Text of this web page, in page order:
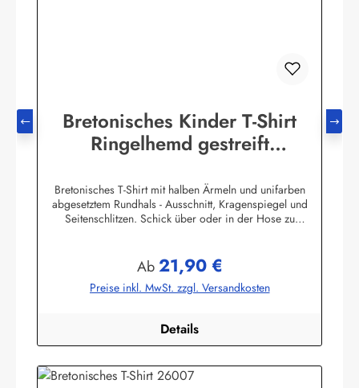
Bretonisches Kinder T-Shirt
Ringelhemd gestreift
Bretonisches T-Shirt mit halben Ärmeln und unifarben
abgesetztem Rundhals - Ausschnitt, Kragenspiegel und
Seitenschlitzen. Schick über oder in der Hose zu
Farbtabelle:Herstellerinformationen:AS Bekleidungswerk
GmbHHeglitzer Str. 1226409 Wittmundinfo@modas-
bekleidung.de
Regulärer Preis:
Ab21,90 €
Preise inkl. MwSt. zzgl. Versandkosten
Details